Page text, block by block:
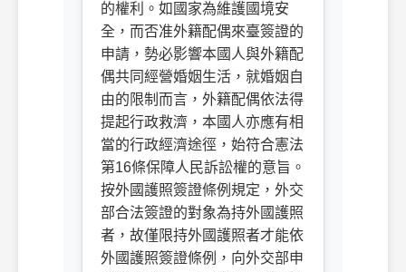
的權利。如國家為維護國境安
全，而否准外籍配偶來臺簽證的
申請，勢必影響本國人與外籍配
偶共同經營婚姻生活，就婚姻自
由的限制而言，外籍配偶依法得
提起行政救濟，本國人亦應有相
當的行政經濟途徑，始符合憲法
第16條保障人民訴訟權的意旨。
按外國護照簽證條例規定，外交
部合法簽證的對象為持外國護照
者，故僅限持外國護照者才能依
外國護照簽證條例，向外交部申